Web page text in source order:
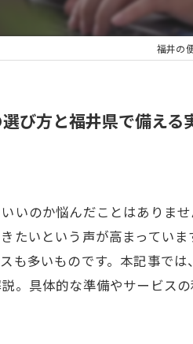
福井の
び方と福井県で備える
いのか悩んだことはありま
たいという声が高まってい
も多いものです。本記事で
。具体的な準備やサービス